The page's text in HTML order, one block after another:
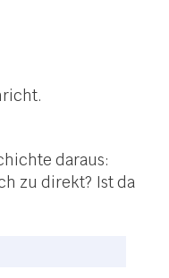
daraus:
zu direkt? Ist da